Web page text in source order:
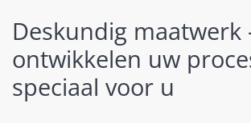
Deskundig maatwerk
ontwikkelen uw
speciaal voor u